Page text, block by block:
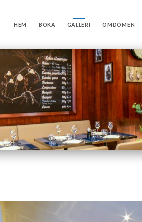
HEM BOKA GALLERI OMDÖMEN